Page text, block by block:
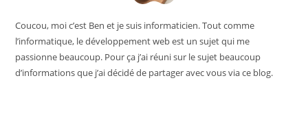
Coucou, moi c’est Ben et je suis informaticien. Tout comme
l’informatique, le développement web est un sujet qui me
passionne beaucoup. Pour ça j’ai réuni sur le sujet beaucoup
d’informations que j’ai décidé de partager avec vous via ce blog.